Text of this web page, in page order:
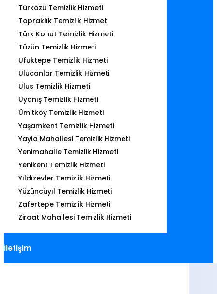
Türközü Temizlik Hizmeti
Topraklık Temizlik Hizmeti
Türk Konut Temizlik Hizmeti
Tüzün Temizlik Hizmeti
Ufuktepe Temizlik Hizmeti
Ulucanlar Temizlik Hizmeti
Ulus Temizlik Hizmeti
Uyanış Temizlik Hizmeti
Ümitköy Temizlik Hizmeti
Yaşamkent Temizlik Hizmeti
Yayla Mahallesi Temizlik Hizmeti
Yenimahalle Temizlik Hizmeti
Yenikent Temizlik Hizmeti
Yıldızevler Temizlik Hizmeti
Yüzüncüyıl Temizlik Hizmeti
Zafertepe Temizlik Hizmeti
Ziraat Mahallesi Temizlik Hizmeti
İletişim